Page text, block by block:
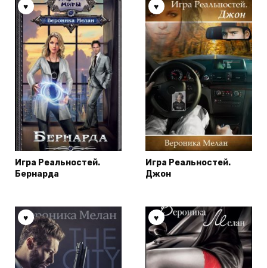
Игра Реальностей.
Бернарда
Игра Реальностей.
Джон